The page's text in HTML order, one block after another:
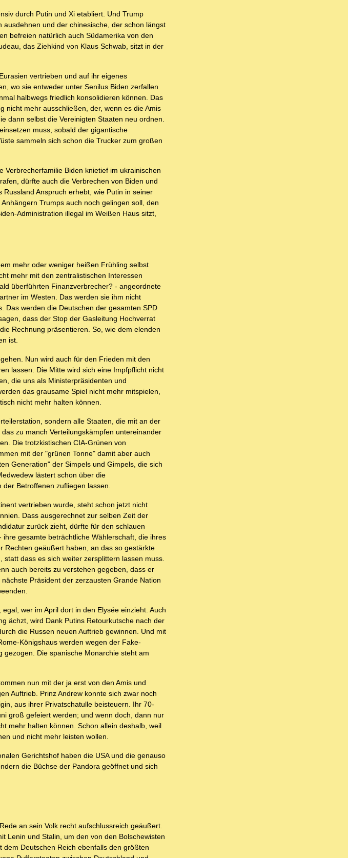
durch Putin und Xi etabliert. Und Trump
und der chinesische, der schon längst
befreien natürlich auch Südamerika von den
das Ziehkind von Klaus Schwab, sitzt in der
vertrieben und auf ihr eigenes
wo sie entweder unter Senilus Biden zerfallen
halbwegs friedlich konsolidieren können. Das
nicht mehr ausschließen, der, wenn es die Amis
dann selbst die Vereinigten Staaten neu ordnen.
muss, sobald der gigantische
sammeln sich schon die Trucker zum großen
Biden knietief im ukrainischen
dürfte auch die Verbrechen von Biden und
Anspruch erhebt, wie Putin in seiner
Trumps auch noch gelingen soll, den
Administration illegal im Weißen Haus sitzt,
mehr oder weniger heißen Frühling selbst
mehr mit den zentralistischen Interessen
überführten Finanzverbrecher? - angeordnete
im Westen. Das werden sie ihm nicht
Das werden die Deutschen der gesamten SPD
dass der Stop der Gasleitung Hochverrat
Rechnung präsentieren. So, wie dem elenden
ist.
Nun wird auch für den Frieden mit den
lassen. Die Mitte wird sich eine Impfpflicht nicht
die uns als Ministerpräsidenten und
das grausame Spiel nicht mehr mitspielen,
nicht mehr halten können.
sondern alle Staaten, die mit an der
zu manch Verteilungskämpfen untereinander
Die trotzkistischen CIA-Grünen von
mit der "grünen Tonne" damit aber auch
Generation" der Simpels und Gimpels, die sich
lästert schon über die
Betroffenen zufliegen lassen.
vertrieben wurde, steht schon jetzt nicht
Dass ausgerechnet zur selben Zeit der
zurück zieht, dürfte für den schlauen
gesamte beträchtliche Wählerschaft, die ihres
Rechten geäußert haben, an das so gestärkte
dass es sich weiter zersplittern lassen muss.
auch bereits zu verstehen gegeben, dass er
Präsident der zerzausten Grande Nation
wer im April dort in den Elysée einzieht. Auch
ächzt, wird Dank Putins Retourkutsche nach der
die Russen neuen Auftrieb gewinnen. Und mit
Königshaus werden wegen der Fake-
gezogen. Die spanische Monarchie steht am
nun mit der ja erst von den Amis und
Auftrieb. Prinz Andrew konnte sich zwar noch
aus ihrer Privatschatulle beisteuern. Ihr 70-
groß gefeiert werden; und wenn doch, dann nur
mehr halten können. Schon allein deshalb, weil
und nicht mehr leisten wollen.
Gerichtshof haben die USA und die genauso
die Büchse der Pandora geöffnet und sich
an sein Volk recht aufschlussreich geäußert.
Lenin und Stalin, um den von den Bolschewisten
Deutschen Reich ebenfalls den größten